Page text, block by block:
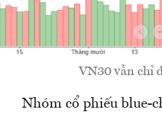
VN30 vẫn chỉ
Nhóm cổ phiếu blue-